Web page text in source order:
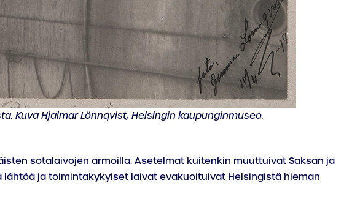
Kuva Hjalmar Lönnqvist, Helsingin kaupunginmuseo.
sotalaivojen armoilla. Asetelmat kuitenkin muuttuivat Saksan ja
lähtöä ja toimintakykyiset laivat evakuoituivat Helsingistä hieman